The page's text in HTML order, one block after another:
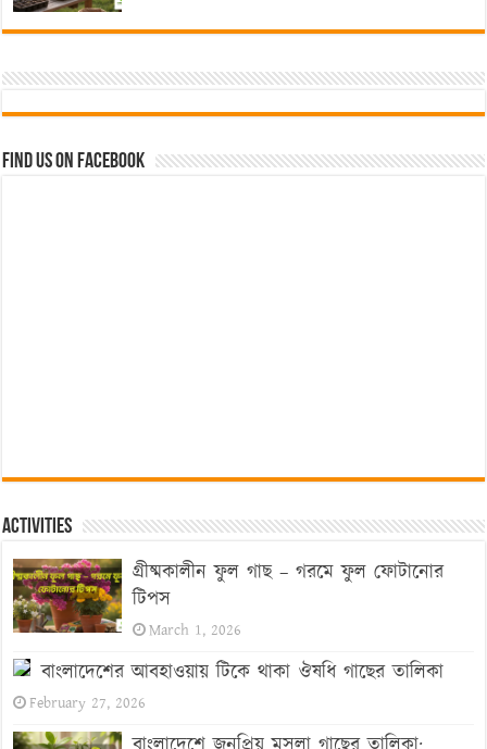
Find us on Facebook
Activities
গ্রীষ্মকালীন ফুল গাছ – গরমে ফুল ফোটানোর
টিপস
March 1, 2026
বাংলাদেশের আবহাওয়ায় টিকে থাকা ঔষধি গাছের তালিকা
February 27, 2026